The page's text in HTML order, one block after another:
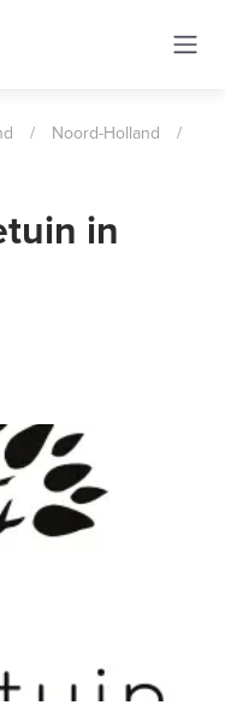
/ Noord-Holland
/
in